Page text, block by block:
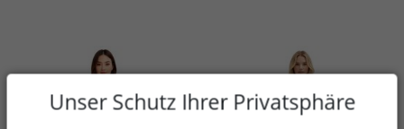
Unser Schutz Ihrer Privatsphäre